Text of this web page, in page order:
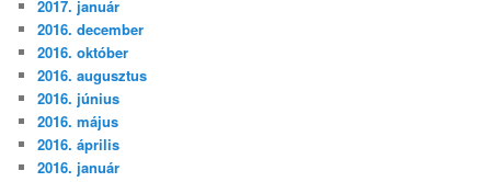
2017. január
2016. december
2016. október
2016. augusztus
2016. június
2016. május
2016. április
2016. január